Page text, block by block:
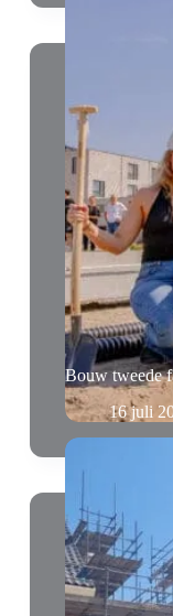
Bouw tweede
16 juli